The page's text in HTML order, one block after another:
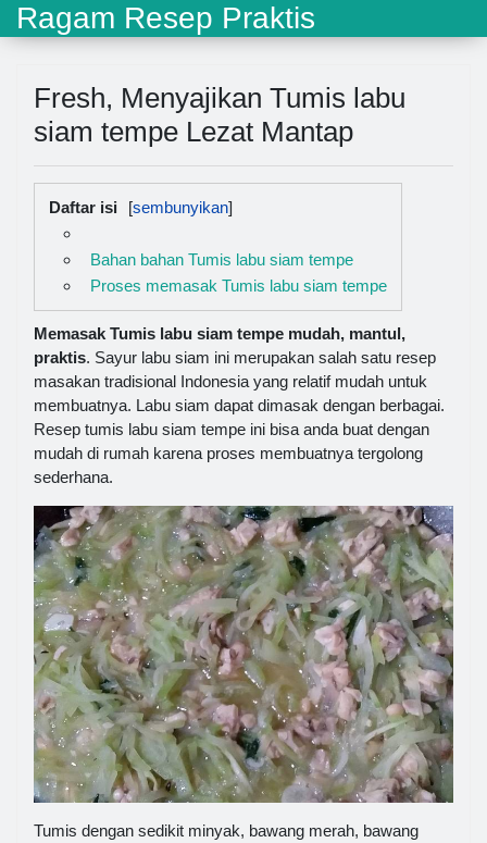
Ragam Resep Praktis
Fresh, Menyajikan Tumis labu
siam tempe Lezat Mantap
Daftar isi
Bahan bahan Tumis labu siam tempe
Proses memasak Tumis labu siam tempe
Memasak Tumis labu siam tempe mudah, mantul,
praktis. Sayur labu siam ini merupakan salah satu resep
masakan tradisional Indonesia yang relatif mudah untuk
membuatnya. Labu siam dapat dimasak dengan berbagai.
Resep tumis labu siam tempe ini bisa anda buat dengan
mudah di rumah karena proses membuatnya tergolong
sederhana.
Tumis dengan sedikit minyak, bawang merah, bawang